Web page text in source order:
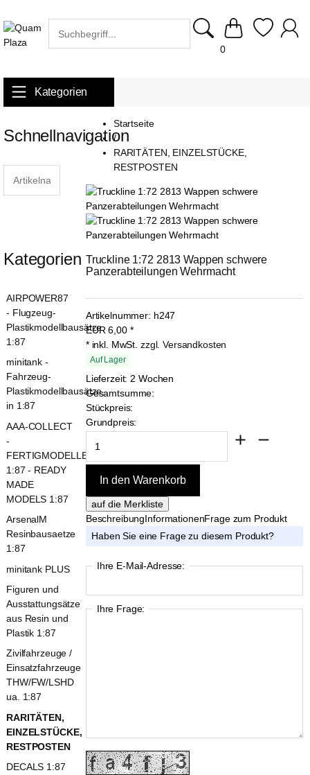
0
Kategorien
Startseite
/
RARITÄTEN, EINZELSTÜCKE,
RESTPOSTEN
Truckline 1:72 2813 Wappen schwere
Panzerabteilungen Wehrmacht
Artikelnummer: h247
EUR 6,00 *
* inkl. MwSt. zzgl. Versandkosten
Auf Lager
Lieferzeit: 2 Wochen
Gesamtsumme:
Stückpreis:
Grundpreis:
BeschreibungInformationenFrage zum Produkt
Haben Sie eine Frage zu diesem Produkt?
Ihre E-Mail-Adresse:
Ihre Frage:
Schnellnavigation
Kategorien
AIRPOWER87
- Flugzeug-
Plastikmodellbausätze
1:87
minitank -
Fahrzeug-
Plastikmodellbausätze
in 1:87
AAA-COLLECT
-
FERTIGMODELLE
1:87 - READY
MADE
MODELS 1:87
ArsenalM
Resinbausaetze
1:87
minitank PLUS
Figuren und
Ausstattungsätze
aus Resin und
Plastik 1:87
Zivilfahrzeuge /
Einsatzfahrzeuge
THW/FW/LSHD
ua. 1:87
RARITÄTEN,
EINZELSTÜCKE,
RESTPOSTEN
DECALS 1:87